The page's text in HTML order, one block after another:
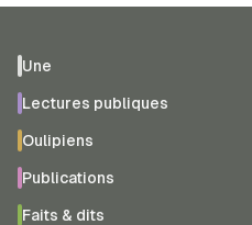
Une
Lectures publiques
Oulipiens
Publications
Faits & dits